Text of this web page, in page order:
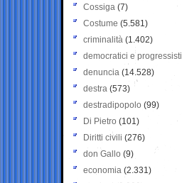
Cossiga (7)
Costume (5.581)
criminalità (1.402)
democratici e progressisti
denuncia (14.528)
destra (573)
destradipopolo (99)
Di Pietro (101)
Diritti civili (276)
don Gallo (9)
economia (2.331)